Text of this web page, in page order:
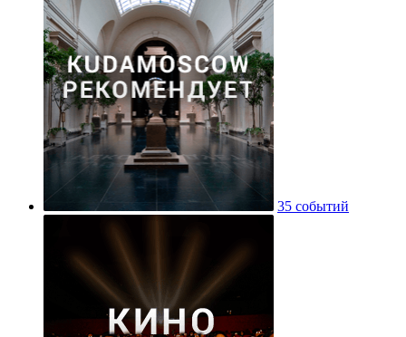
35 событий